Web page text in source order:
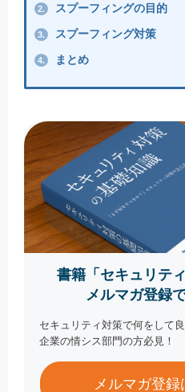
2. スプーフィングの目的
3. スプーフィング対策
4. まとめ
書籍「セキュリテ
メルマガ登録
セキュリティ対策で何をして
企業の情シス部門の方必見！
メルマガ登録